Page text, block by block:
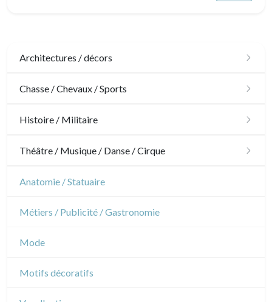
Architectures / décors
Architecture
Chasse / Chevaux / Sports
Chasse
Histoire / Militaire
Militaire
Théâtre / Musique / Danse / Cirque
Théâtre
Anatomie / Statuaire
Métiers / Publicité / Gastronomie
Mode
Motifs décoratifs